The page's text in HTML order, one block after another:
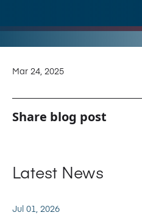
Mar 24, 2025
Share blog post
Latest News
Jul 01, 2026